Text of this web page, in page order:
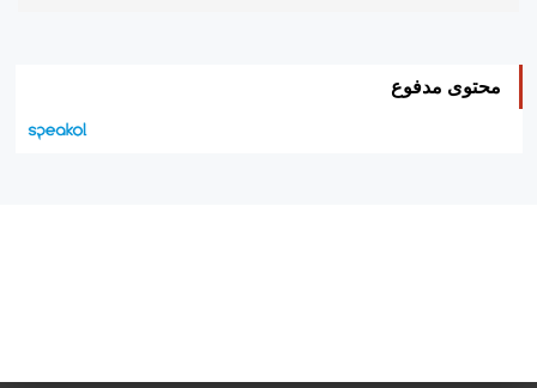
محتوى مدفوع